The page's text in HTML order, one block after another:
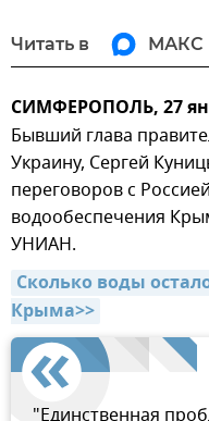
Читать в МАКС
СИМФЕРОПОЛЬ, 27
Бывший глава
Украину, Сергей
переговоров с
водообеспечения
УНИАН.
Сколько воды
Крыма>>